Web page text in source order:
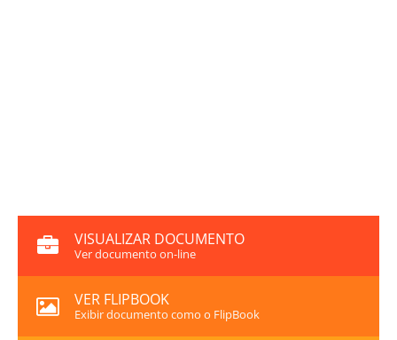
VISUALIZAR DOCUMENTO
Ver documento on-line
VER FLIPBOOK
Exibir documento como o FlipBook